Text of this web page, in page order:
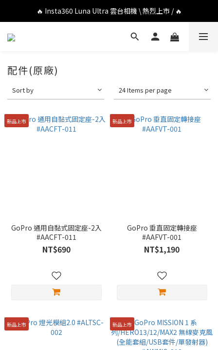
🔥 DJI OSMO POCKET 4P 口袋相機 \ 熱烈上市 / 🔥
🔥 Insta360 Luna Ultra 雲台相機 \ 熱烈上市 / 🔥
🔥 Insta360 GO Ultra Hello Kitty 聯名限定套裝 \ 時尚上市 / 🔥
配件(原廠)
Sort by 24 Items per page
新品上市
GoPro 通用自黏式固定座-2入
#AACFT-011
NT$690
新品上市
GoPro 垂直固定轉接座
#AAFVT-001
NT$1,190
新品上市 新品上市